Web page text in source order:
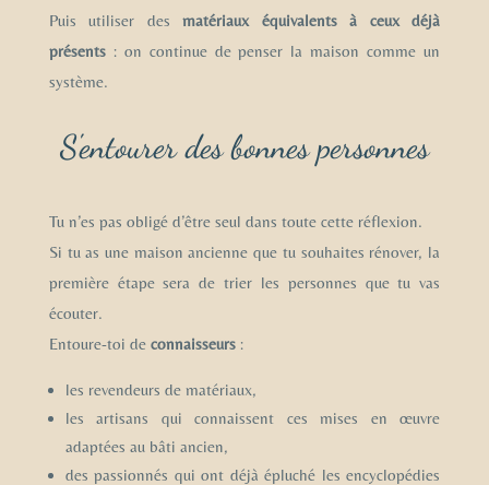
Puis utiliser desmatériaux équivalents à ceux déjà
présents: on continue de penser la maison comme un
système.
S'entourer des bonnes personnes
Tu n’es pas obligé d’être seul dans toute cette réflexion.
Si tu as une maison ancienne que tu souhaites rénover, la
première étape sera de trier les personnes que tu vas
écouter.
Entoure-toi de connaisseurs:
les revendeurs de matériaux,
les artisans qui connaissent ces mises en œuvre
adaptées au bâti ancien,
des passionnés qui ont déjà épluché les encyclopédies